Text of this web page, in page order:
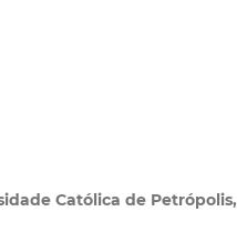
Católica de Petrópolis,